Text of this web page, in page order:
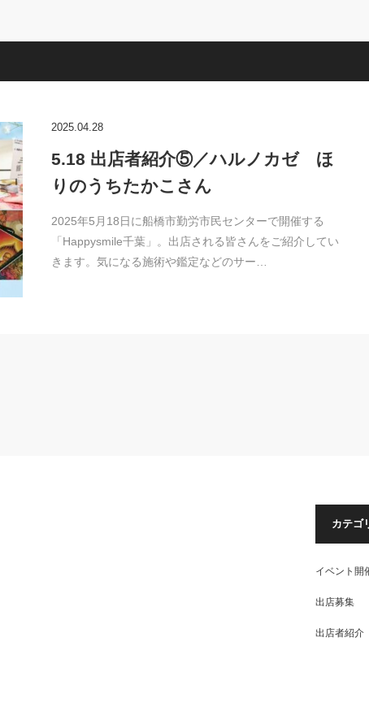
2025.04.28
5.18 出店者紹介⑤／ハルノカゼ ほ
りのうちたかこさん
2025年5月18日に船橋市勤労市民センターで開催する
「Happysmile千葉」。出店される皆さんをご紹介してい
きます。気になる施術や鑑定などのサー…
カテゴ
イベント開
出店募集
出店者紹介